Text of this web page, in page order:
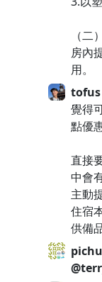
（
房內
用。
tofus
覺得
點優
直接
中會
主動
住宿
供備